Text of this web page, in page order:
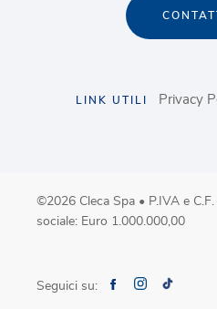
LINK UTILI Privacy
©2026 Cleca Spa • P.IVA e
sociale: Euro 1.000.000,00
Seguici su: